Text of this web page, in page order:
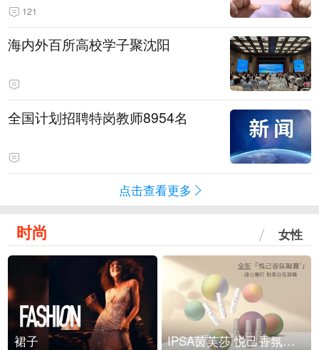
121
海内外百所高校学子聚沈阳
全国计划招聘特岗教师8954名
点击查看更多
时尚 女性
裙子 IPSA茵芙莎 悦己香氛凝露上市